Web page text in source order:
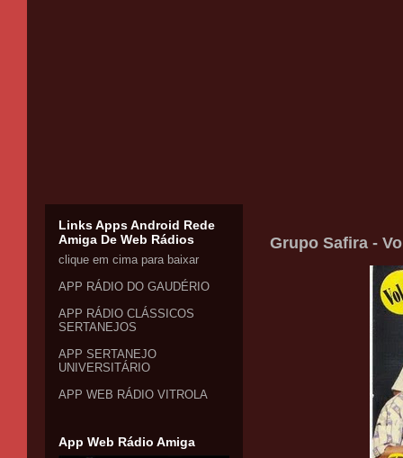
Grupo Safira -
Links Apps Android Rede
Amiga De Web Rádios
clique em cima para baixar
APP RÁDIO DO GAUDÉRIO
APP RÁDIO CLÁSSICOS
SERTANEJOS
APP SERTANEJO
UNIVERSITÁRIO
APP WEB RÁDIO VITROLA
App Web Rádio Amiga